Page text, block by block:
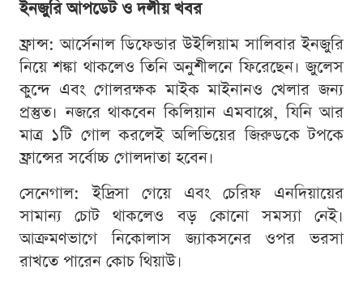
ইনজুরি আপডেট ও দলীয় খবর
ফ্রান্স: আর্সেনাল ডিফেন্ডার উইলিয়াম সালিবার ইনজুরি
নিয়ে শঙ্কা থাকলেও তিনি অনুশীলনে ফিরেছেন। জুলেস
কুন্দে এবং গোলরক্ষক মাইক মাইনানও খেলার জন্য
প্রস্তুত। নজরে থাকবেন কিলিয়ান এমবাপ্পে, যিনি আর
মাত্র ১টি গোল করলেই অলিভিয়ের জিরুডকে টপকে
ফ্রান্সের সর্বোচ্চ গোলদাতা হবেন।
সেনেগাল: ইদ্রিসা গেয়ে এবং চেরিফ এনদিয়ায়ের
সামান্য চোট থাকলেও বড় কোনো সমস্যা নেই।
আক্রমণভাগে নিকোলাস জ্যাকসনের ওপর ভরসা
রাখতে পারেন কোচ থিয়াউ।